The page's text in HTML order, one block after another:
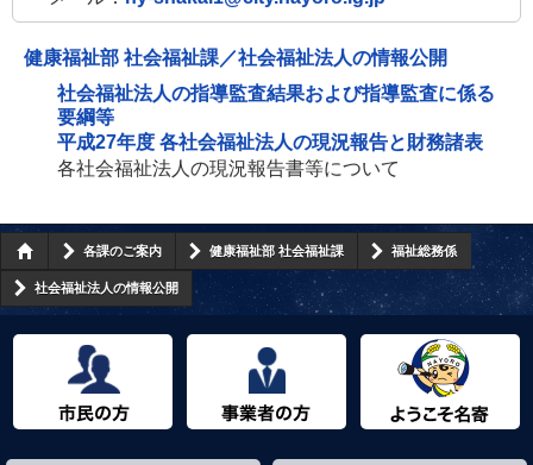
健康福祉部 社会福祉課／社会福祉法人の情報公開
社会福祉法人の指導監査結果および指導監査に係る
要綱等
平成27年度 各社会福祉法人の現況報告と財務諸表
各社会福祉法人の現況報告書等について
各課のご案内 健康福祉部 社会福祉課 福祉総務係
社会福祉法人の情報公開